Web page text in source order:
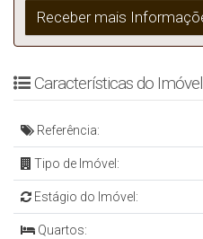
Características do Imóvel
Referência:
Tipo de Imóvel:
Estágio do Imóvel:
Quartos: